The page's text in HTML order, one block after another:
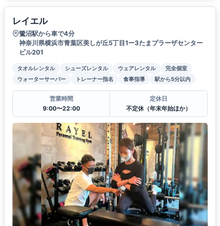
レイエル
鷺沼駅から車で4分
神奈川県横浜市青葉区美しが丘5丁目1ー3たまプラーザセンター
ビル201
タオルレンタル シューズレンタル ウェアレンタル
完全個室
ウォーターサーバー
トレーナー指名 食事指導 駅から5分以内
営業時間
9:00〜22:00
定休日
不定休（年末年始ほか）